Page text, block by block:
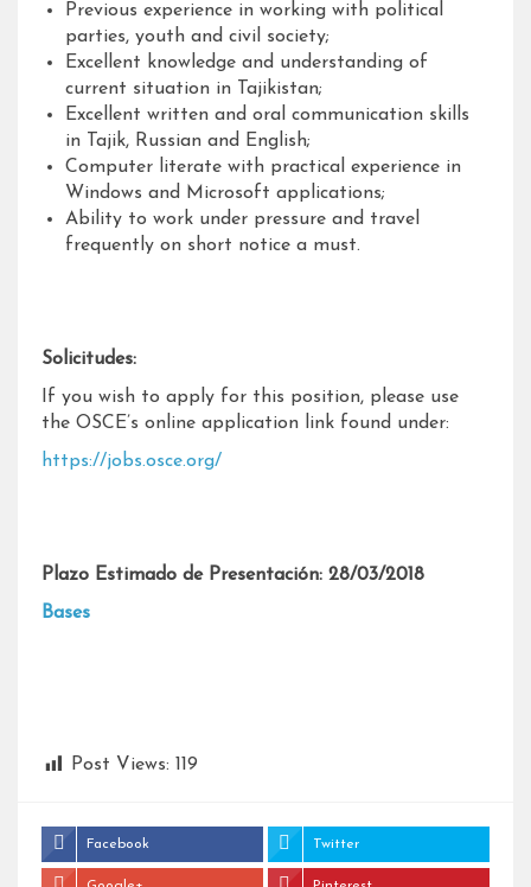
Previous experience in working with political
parties, youth and civil society;
Excellent knowledge and understanding of
current situation in Tajikistan;
Excellent written and oral communication skills
in Tajik, Russian and English;
Computer literate with practical experience in
Windows and Microsoft applications;
Ability to work under pressure and travel
frequently on short notice a must.
Solicitudes:
If you wish to apply for this position, please use
the OSCE’s online application link found under:
https://jobs.osce.org/
Plazo Estimado de Presentación: 28/03/2018
Bases
Post Views: 119
Facebook Twitter